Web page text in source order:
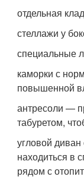
отдельная
стеллажи у
специальные
каморки с
повышенной
антресоли —
табуретом,
угловой
находиться в
рядом с